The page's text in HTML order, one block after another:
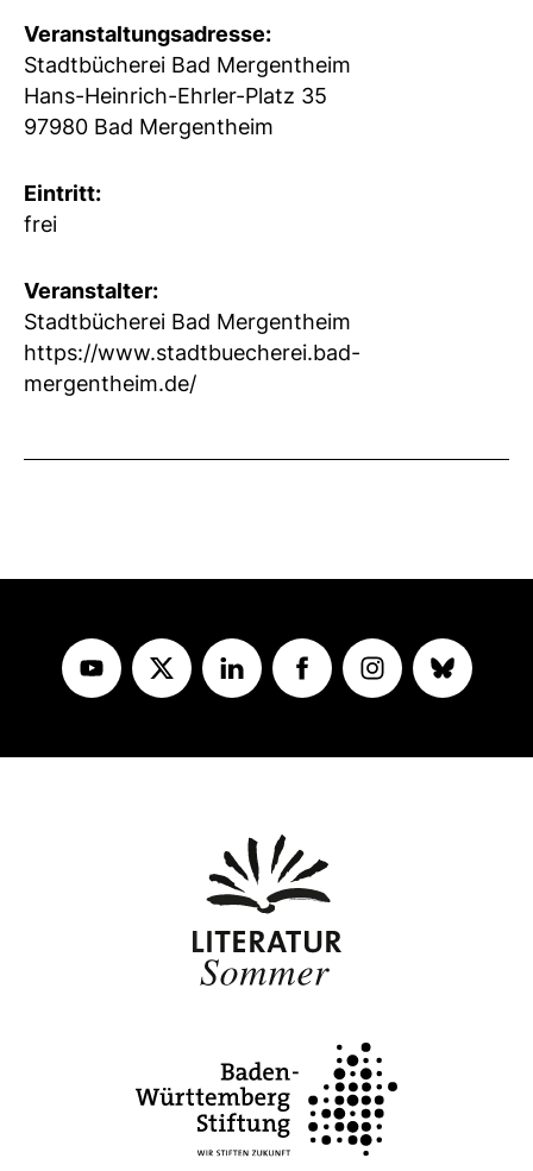
Veranstaltungsadresse:
Stadtbücherei Bad Mergentheim
Hans-Heinrich-Ehrler-Platz 35
97980 Bad Mergentheim
Eintritt:
frei
Veranstalter:
Stadtbücherei Bad Mergentheim
https://www.stadtbuecherei.bad-
mergentheim.de/